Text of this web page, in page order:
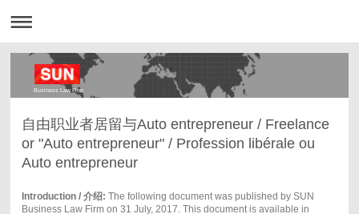
Business Law Firm
自由职业者居留与Auto entrepreneur / Freelance
or "Auto entrepreneur" / Profession libérale ou
Auto entrepreneur
Introduction / 介绍: The following document was published by SUN
Business Law Firm on 31 July, 2017. This document is available in